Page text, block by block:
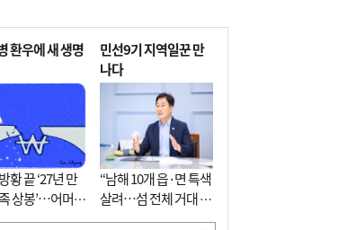
환우에 새 생명
황 끝 ‘27년 만
상봉’…어머니
꿈꿔
민선9기 지역일꾼 만
나다
“남해 10개 읍·면 특색
살려…섬 전체 거대 정
원으로 조성”